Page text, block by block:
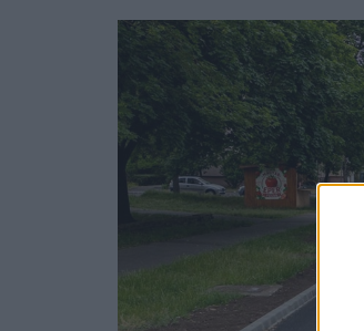
Új programmal segíti az EDC
Debrecen a helyi kkv-
szektor külpiacra lépését
Bővebben
Új